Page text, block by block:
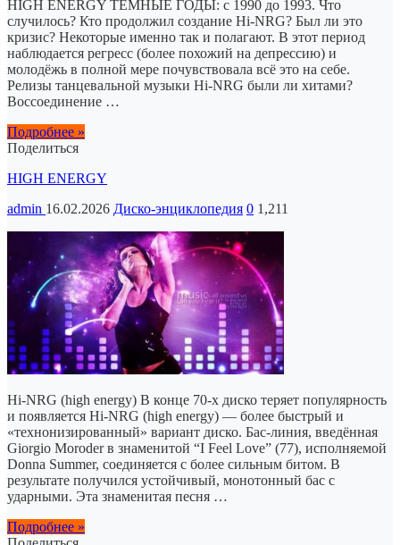
HIGH ENERGY ТЁМНЫЕ ГОДЫ: с 1990 до 1993. Что
случилось? Кто продолжил создание Hi-NRG? Был ли это
кризис? Некоторые именно так и полагают. В этот период
наблюдается регресс (более похожий на депрессию) и
молодёжь в полной мере почувствовала всё это на себе.
Релизы танцевальной музыки Hi-NRG были ли хитами?
Воссоединение …
Подробнее »
Поделиться
HIGH ENERGY
admin 16.02.2026 Диско-энциклопедия 0 1,211
Hi-NRG (high energy) В конце 70-х диско теряет популярность
и появляется Hi-NRG (high energy) — более быстрый и
«технонизированный» вариант диско. Бас-линия, введённая
Giorgio Moroder в знаменитой “I Feel Love” (77), исполняемой
Donna Summer, соединяется с более сильным битом. В
результате получился устойчивый, монотонный бас с
ударными. Эта знаменитая песня …
Подробнее »